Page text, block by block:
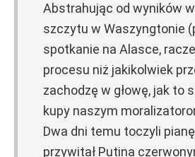
Abstrahując od wyników
szczytu w Waszyngtonie
spotkanie na Alasce,
procesu niż jakikolwiek
zachodzę w głowę, jak to
kupy naszym
Dwa dni temu toczyli
przywitał Putina